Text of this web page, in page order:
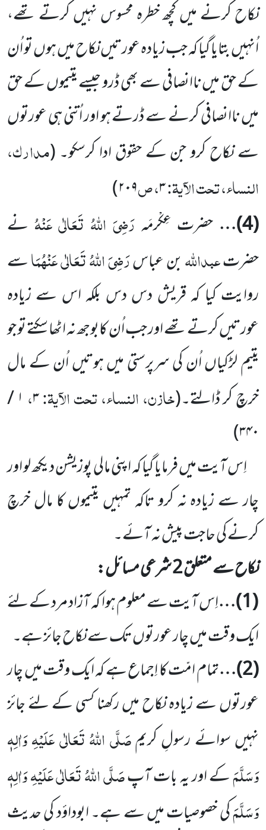
نکاح کرنے میں کچھ خطرہ محسوس نہیں کرتے تھے،
اُنہیں بتایا گیا کہ جب زیادہ عورتیں نکاح میں ہوں تو اُن
کے حق میں ناانصافی سے بھی ڈرو جیسے یتیموں کے حق
میں ناانصافی کرنے سے ڈرتے ہو اور اُتنی ہی عورتوں
سے نکاح کرو جن کے حقوق ادا کرسکو۔(مدارک،
النساء، تحت الآیۃ:۳، ص۲۰۹)
(
4
)… حضرت عِکْرمَہ رَضِیَ اللہُ تَعَالٰی عَنْہُ نے
حضرتعبداللہبن عباسرَضِیَ اللہُ تَعَالٰی عَنْہُمَاسے
روایت کیا کہ قریش دسدس بلکہ اس سے زیادہ
عورتیں کرتے تھے اور جب اُن کابوجھ نہ اٹھا سکتے تو جو
یتیم لڑکیاں اُن کی سرپرستی میں ہوتیں اُن کے مال
خرچ کر ڈالتے۔(خازن، النساء، تحت الآیۃ:۳، ۱/
۳۴۰)
اِس آیت میں فرمایا گیا کہ اپنی مالی پوزیشن دیکھ لو اور
چار سے زیادہ نہ کرو تاکہ تمہیں یتیموں کا مال خرچ
کرنے کی حاجت پیش نہ آئے۔
نکاح سے متعلق2شرعی مسائل:
(
1
)…اِس آیت سے معلوم ہوا کہ آزاد مرد کے لئے
ایک وقت میں چار عورتوں تک سے نکاح جائز ہے۔
(
2
)…تمام امّت کا اِجماع ہے کہ ایک وقت میں چار
عورتوں سے زیادہ نکاح میں رکھنا کسی کے لئے جائز
نہیں سوائے رسولِکریمصَلَّی اللہُ تَعَالٰی عَلَیْہِ وَاٰلِہٖ
وَسَلَّمَکے اور یہ بات آپصَلَّی اللہُ تَعَالٰی عَلَیْہِ وَاٰلِہٖ
وَسَلَّمَکیخصوصیات میں سے ہے۔ ابوداؤدکی حدیث